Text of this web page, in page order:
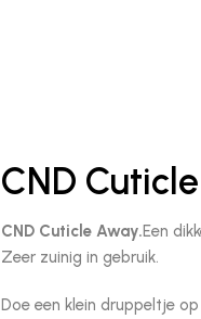
CND
CND Cuticle Away.Een
Zeer zuinig in gebruik.
Doe een klein druppeltje